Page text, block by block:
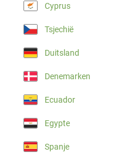
Cyprus
Tsjechië
Duitsland
Denemarken
Ecuador
Egypte
Spanje